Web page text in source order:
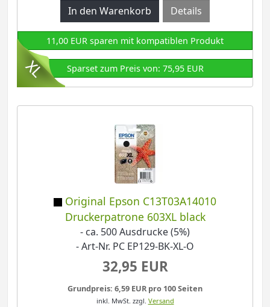
Details
11,00 EUR sparen mit kompatiblen Produkt
Sparset zum Preis von: 75,95 EUR
Original Epson C13T03A14010
Druckerpatrone 603XL black
- ca. 500 Ausdrucke (5%)
- Art-Nr. PC EP129-BK-XL-O
32,95 EUR
Grundpreis: 6,59 EUR pro 100 Seiten
inkl. MwSt. zzgl. Versand